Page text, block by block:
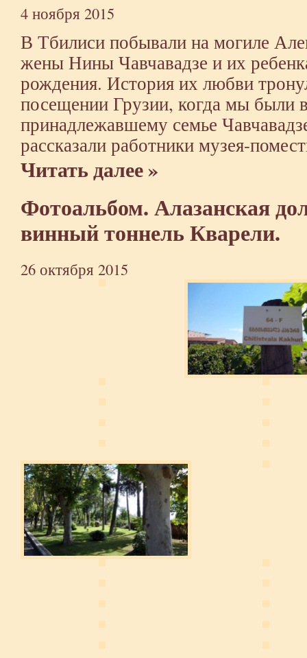
4 ноября 2015
В Тбилиси побывали на могиле
жены Нины Чавчавадзе и их
рождения. История их любви
посещении Грузии, когда мы были
принадлежавшему семье
рассказали работники музея-
Читать далее »
Фотоальбом. Алазанская
винный тоннель Кварели.
26 октября 2015